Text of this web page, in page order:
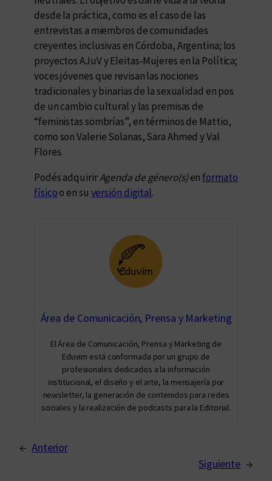
desde la práctica, como es el caso de las
entrevistas a miembros de comunidades
creyentes inclusivas en Córdoba, Argentina; los
proyectos AJuV y Eleitas-Mujeres en la Política;
voces jóvenes que revisan las nociones
tradicionales y binarias de la sexualidad en pos
de un cambio cultural y las premisas de
“feministas sombrías”, en términos de Mattio,
como son Valerie Solanas, Sara Ahmed y Val
Flores.
Podés adquirirAgenda de género(s)en formato
físicoo en su versión digital.
Área de Comunicación, Prensa y Marketing
El Área de Comunicación, Prensa y Marketing de
Eduvim está conformada por un grupo de
profesionales dedicados a la información
institucional, el diseño y el arte, la mensajería por
newsletter, la generación de contenidos para redes
sociales y la realización de podcasts para la Editorial.
← Anterior
Siguiente →